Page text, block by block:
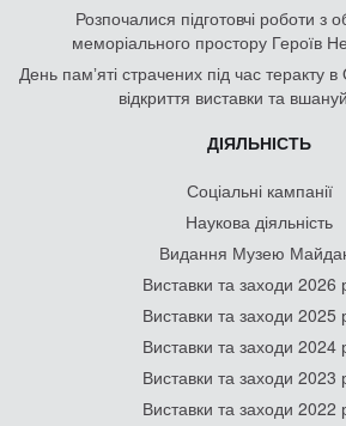
Розпочалися підготовчі роботи з
меморіального простору Героїв
День памʼяті страчених під час теракту
відкриття виставки та
ДІЯЛЬНІСТЬ
Соціальні кампанії
Наукова діяльність
Видання Музею
Виставки та заходи 2026
Виставки та заходи 2025
Виставки та заходи 2024
Виставки та заходи 2023
Виставки та заходи 2022